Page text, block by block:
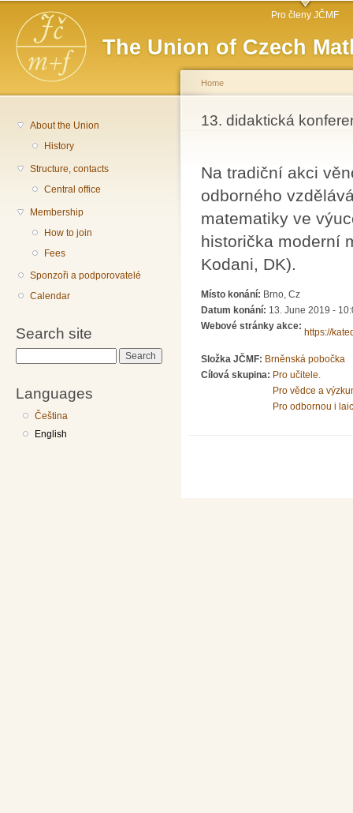
The Union of Czech
Main menu Pro členy JČMF
About the Union
History
Structure, contacts
Central office
Membership
How to join
Fees
Sponzoři a podporovatelé
Calendar
Search site
Languages
Čeština
English
You are here
Home
13. didaktická
Na tradiční akci
odborného
matematiky ve
historička moderní
Kodani, DK).
Místo konání: Brno, Cz
Datum konání: 13. June 2019 -
Webové stránky akce:
https://
Složka JČMF: Brněnská pobočka
Cílová skupina: Pro učitele.
Pro vědce a
Pro odbornou i